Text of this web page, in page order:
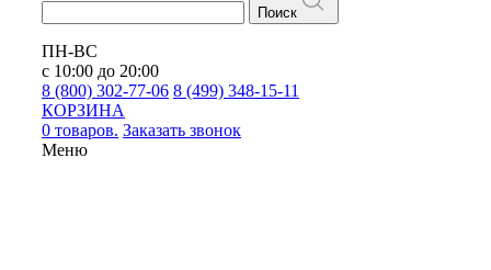
Поиск
ПН-ВС
с 10:00 до 20:00
8 (800) 302-77-06 8 (499) 348-15-11
КОРЗИНА
0 товаров. Заказать звонок
Меню